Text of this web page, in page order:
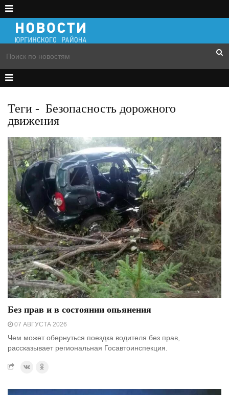
Теги - Безопасность дорожного
движения
Без прав и в состоянии опьянения
07 АВГУСТА 2026
Чем может обернуться поездка водителя без прав,
рассказывает региональная Госавтоинспекция.